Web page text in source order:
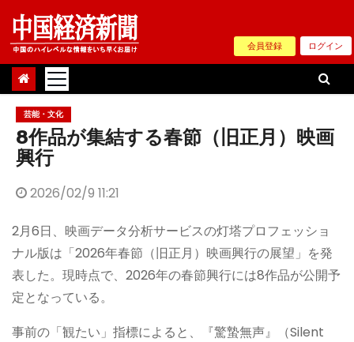
Skip
content
会員登録 ログイン
芸能・文化
8作品が集結する春節（旧正月）映画
興行
2026/02/9 11:21
2月6日、映画データ分析サービスの灯塔プロフェッショ
ナル版は「2026年春節（旧正月）映画興行の展望」を発
表した。現時点で、2026年の春節興行には8作品が公開予
定となっている。
事前の「観たい」指標によると、『驚蟄無声』（Silent